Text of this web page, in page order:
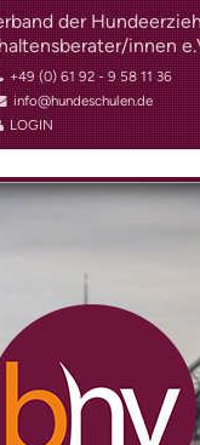
der
innen
+49 (0) 61 92 - 9 58 11 36
info@hundeschulen.de
LOGIN